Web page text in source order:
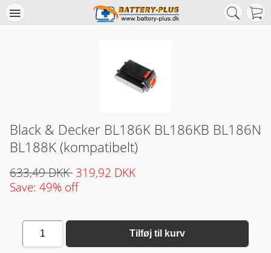
Black & Decker BL186K BL186KB BL186N
BL188K (kompatibelt)
633,49 DKK 319,92 DKK
Save: 49% off
1 Tilføj til kurv